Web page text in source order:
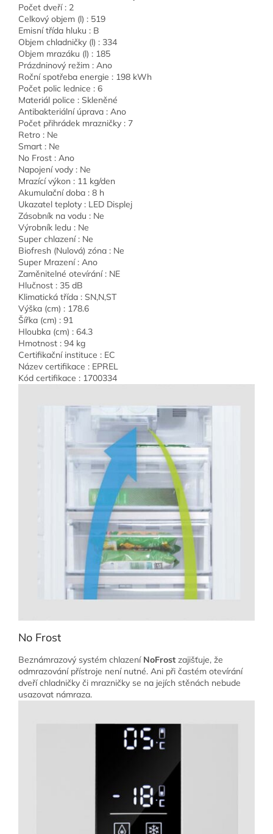
Počet dveří : 2
Celkový objem (l) : 519
Emisní třída hluku : B
Objem chladničky (l) : 334
Objem mrazáku (l) : 185
Prázdninový režim : Ano
Roční spotřeba energie : 198 kWh
Počet polic lednice : 6
Materiál police : Skleněné
Antibakteriální úprava : Ano
Počet přihrádek mrazničky : 7
Retro : Ne
Smart : Ne
No Frost : Ano
Napojení vody : Ne
Mrazící výkon : 11 kg/den
Akumulační doba : 8 h
Ukazatel teploty : LED Displej
Zásobník na vodu : Ne
Výrobník ledu : Ne
Super chlazení : Ne
Biofresh (Nulová) zóna : Ne
Super Mrazení : Ano
Zaměnitelné otevírání : NE
Hlučnost : 35 dB
Klimatická třída : SN,N,ST
Výška (cm) : 178.6
Šířka (cm) : 91
Hloubka (cm) : 64.3
Hmotnost : 94 kg
Certifikační instituce : EC
Název certifikace : EPREL
Kód certifikace : 1700334
No Frost
Beznámrazový systém chlazení NoFrost zajišťuje, že
odmrazování přístroje není nutné. Ani při častém otevírání
dveří chladničky či mrazničky se na jejích stěnách nebude
usazovat námraza.